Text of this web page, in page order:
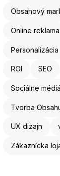
Obsahový
Online reklama
Personalizácia
ROI SEO
Sociálne médiá
Tvorba
UX dizajn
Zákaznícka